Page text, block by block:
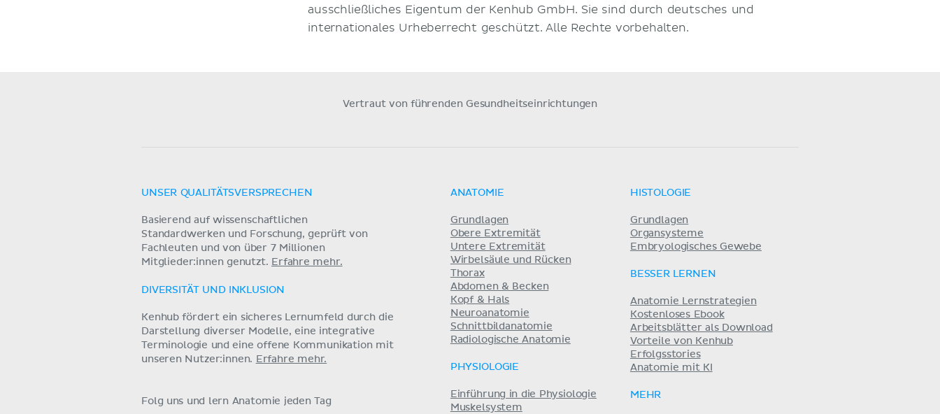
ausschließliches Eigentum der Kenhub GmbH. Sie sind durch deutsches und
internationales Urheberrecht geschützt. Alle Rechte vorbehalten.
Vertraut von führenden Gesundheitseinrichtungen
UNSER QUALITÄTSVERSPRECHEN
Basierend auf wissenschaftlichen
Standardwerken und Forschung, geprüft von
Fachleuten und von über 7 Millionen
Mitglieder:innen genutzt. Erfahre mehr.
DIVERSITÄT UND INKLUSION
Kenhub fördert ein sicheres Lernumfeld durch die
Darstellung diverser Modelle, eine integrative
Terminologie und eine offene Kommunikation mit
unseren Nutzer:innen. Erfahre mehr.
Folg uns und lern Anatomie jeden Tag
ANATOMIE
Grundlagen
Obere Extremität
Untere Extremität
Wirbelsäule und Rücken
Thorax
Abdomen & Becken
Kopf & Hals
Neuroanatomie
Schnittbildanatomie
Radiologische Anatomie
PHYSIOLOGIE
Einführung in die Physiologie
Muskelsystem
HISTOLOGIE
Grundlagen
Organsysteme
Embryologisches Gewebe
BESSER LERNEN
Anatomie Lernstrategien
Kostenloses Ebook
Arbeitsblätter als Download
Vorteile von Kenhub
Erfolgsstories
Anatomie mit KI
MEHR